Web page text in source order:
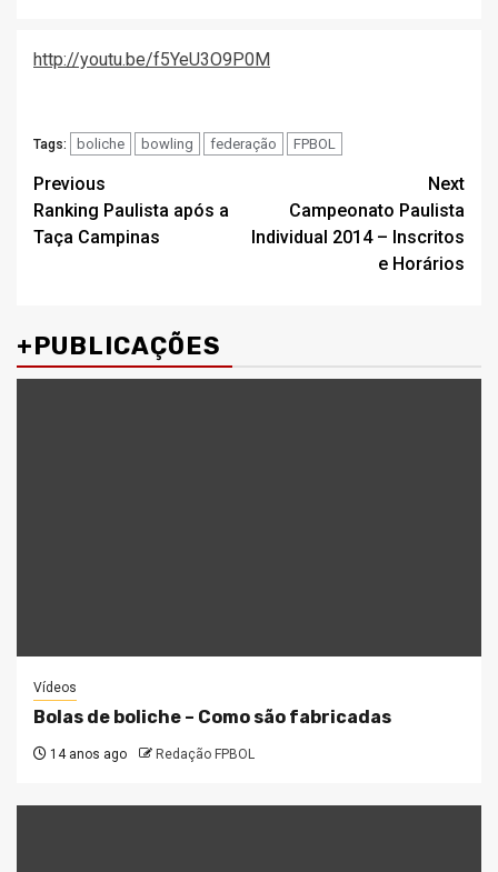
http://youtu.be/f5YeU3O9P0M
Tags: boliche bowling federação FPBOL
Post
navigation
Previous
Ranking Paulista após a
Taça Campinas
Next
Campeonato Paulista
Individual 2014 – Inscritos
e Horários
+PUBLICAÇÕES
Vídeos
Bolas de boliche – Como são fabricadas
14 anos ago Redação FPBOL